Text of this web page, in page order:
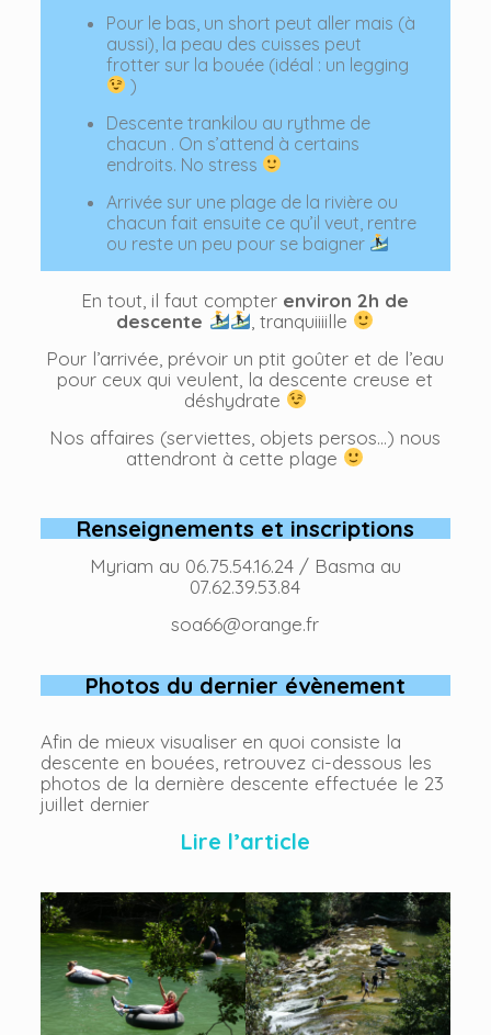
Pour le bas, un short peut aller mais (à
aussi), la peau des cuisses peut
frotter sur la bouée (idéal : un legging
)
Descente trankilou au rythme de
chacun . On s’attend à certains
endroits. No stress
Arrivée sur une plage de la rivière ou
chacun fait ensuite ce qu’il veut, rentre
ou reste un peu pour se baigner
En tout, il faut compter environ 2h de
descente
, tranquiiiille
Pour l’arrivée, prévoir un ptit goûter et de l’eau
pour ceux qui veulent, la descente creuse et
déshydrate
Nos affaires (serviettes, objets persos…) nous
attendront à cette plage
Renseignements et inscriptions
Myriam au 06.75.54.16.24 / Basma au
07.62.39.53.84
soa66@orange.fr
Photos du dernier évènement
Afin de mieux visualiser en quoi consiste la
descente en bouées, retrouvez ci-dessous les
photos de la dernière descente effectuée le 23
juillet dernier
Lire l’article